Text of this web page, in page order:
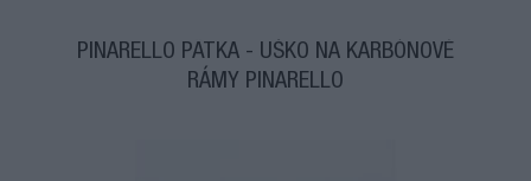
PINARELLO PÄTKA - UŠKO NA KARBÓNOVÉ
RÁMY PINARELLO